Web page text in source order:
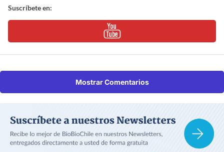
Suscríbete en:
Mostrar Comentarios